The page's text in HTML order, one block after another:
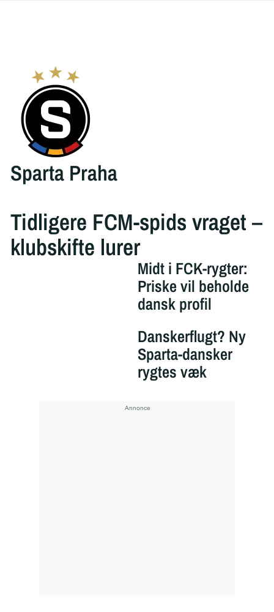
Sparta Praha
Tidligere FCM-spids vraget –
klubskifte lurer
Midt i FCK-rygter:
Priske vil beholde
dansk profil
Danskerflugt? Ny
Sparta-dansker
rygtes væk